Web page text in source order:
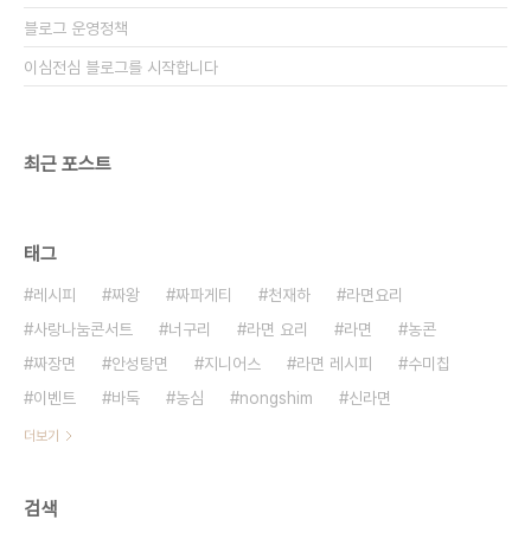
블로그 운영정책
이심전심 블로그를 시작합니다
최근 포스트
태그
레시피 짜왕 짜파게티 천재하
라면요리
사랑나눔콘서트
너구리 라면 요리 라면
농콘
짜장면
안성탕면 지니어스 라면 레시피
수미칩
이벤트
바둑 농심 nongshim 신라면
더보기
검색